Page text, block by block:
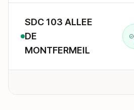
SDC 103 ALLEE
DE
MONTFERMEIL